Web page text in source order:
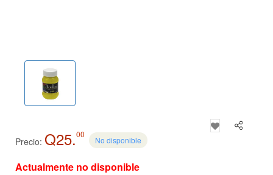
Precio: Q25.00
No disponible
Actualmente no disponible